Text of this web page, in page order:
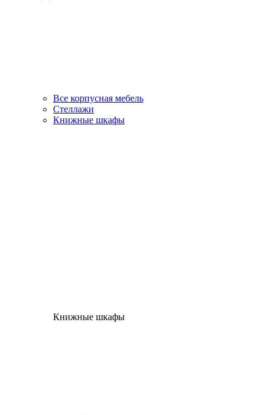
Все корпусная мебель
Стеллажи
Книжные шкафы
Книжные шкафы